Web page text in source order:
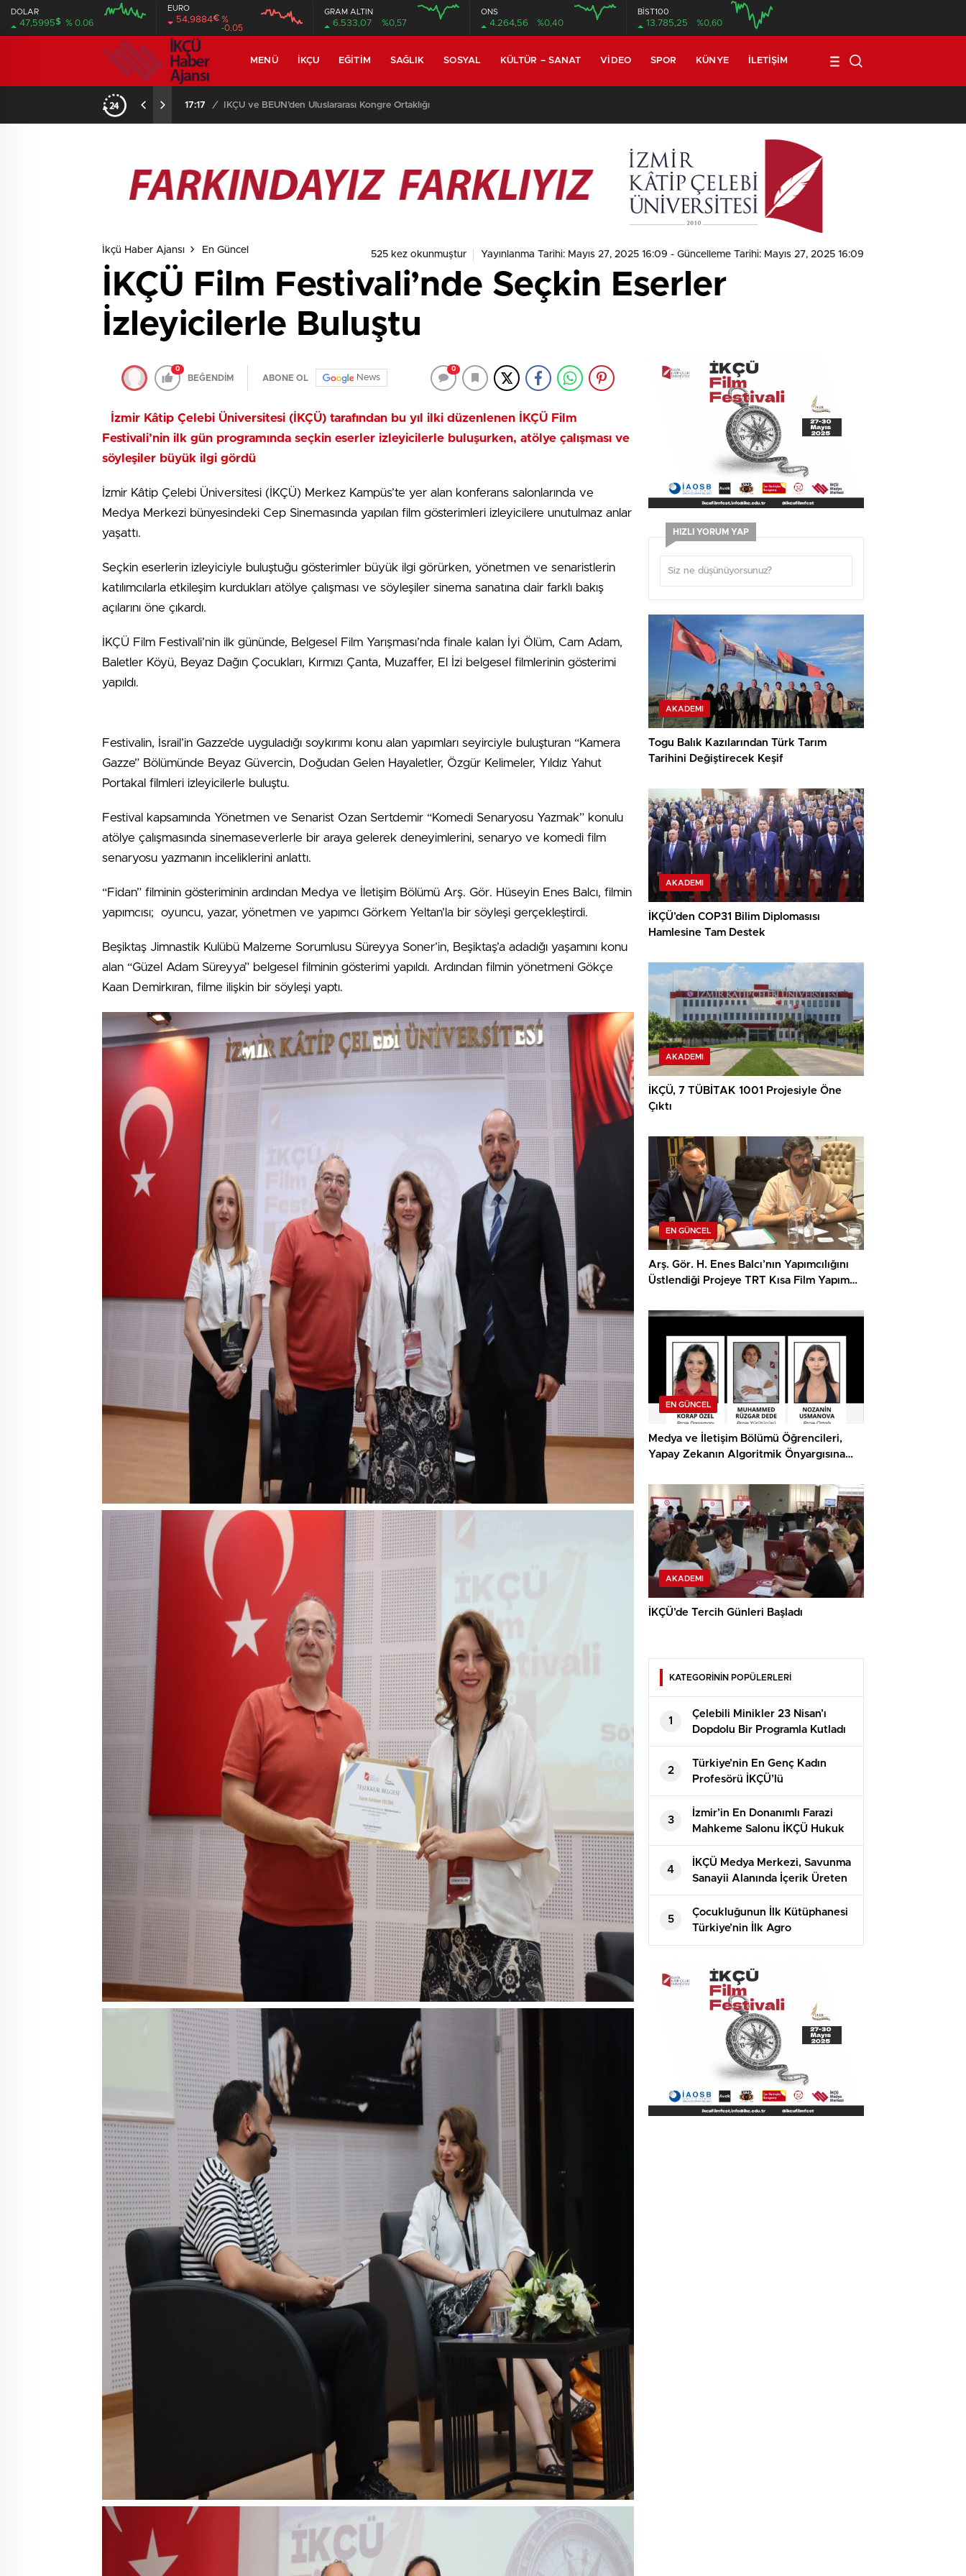
DOLAR
47,5995$ % 0.06
EURO
54,9884€ %
-0.05
GRAM ALTIN
6.533,07 %0,57
ONS
4.264,56 %0,40
BİST100
13.785,25 %0,60
MENÜ İKÇU EĞITIM SAĞLIK SOSYAL KÜLTÜR – SANAT VIDEO SPOR KÜNYE İLETIŞIM
17:17 / İKÇÜ ve BEUN’den Uluslararası Kongre Ortaklığı
İkçü Haber Ajansı En Güncel 525 kez okunmuştur Yayınlanma Tarihi: Mayıs 27, 2025 16:09 - Güncelleme Tarihi: Mayıs 27, 2025 16:09
İKÇÜ Film Festivali’nde Seçkin Eserler
İzleyicilerle Buluştu
0
BEĞENDİM ABONE OL News
0
İzmir Kâtip Çelebi Üniversitesi (İKÇÜ) tarafından bu yıl ilki düzenlenen İKÇÜ Film
Festivali’nin ilk gün programında seçkin eserler izleyicilerle buluşurken, atölye çalışması ve
söyleşiler büyük ilgi gördü
İzmir Kâtip Çelebi Üniversitesi (İKÇÜ) Merkez Kampüs’te yer alan konferans salonlarında ve
Medya Merkezi bünyesindeki Cep Sinemasında yapılan film gösterimleri izleyicilere unutulmaz anlar
yaşattı.
Seçkin eserlerin izleyiciyle buluştuğu gösterimler büyük ilgi görürken, yönetmen ve senaristlerin
katılımcılarla etkileşim kurdukları atölye çalışması ve söyleşiler sinema sanatına dair farklı bakış
açılarını öne çıkardı.
İKÇÜ Film Festivali’nin ilk gününde, Belgesel Film Yarışması’nda finale kalan İyi Ölüm, Cam Adam,
Baletler Köyü, Beyaz Dağın Çocukları, Kırmızı Çanta, Muzaffer, El İzi belgesel filmlerinin gösterimi
yapıldı.
Festivalin, İsrail’in Gazze’de uyguladığı soykırımı konu alan yapımları seyirciyle buluşturan “Kamera
Gazze” Bölümünde Beyaz Güvercin, Doğudan Gelen Hayaletler, Özgür Kelimeler, Yıldız Yahut
Portakal filmleri izleyicilerle buluştu.
Festival kapsamında Yönetmen ve Senarist Ozan Sertdemir “Komedi Senaryosu Yazmak” konulu
atölye çalışmasında sinemaseverlerle bir araya gelerek deneyimlerini, senaryo ve komedi film
senaryosu yazmanın inceliklerini anlattı.
“Fidan” filminin gösteriminin ardından Medya ve İletişim Bölümü Arş. Gör. Hüseyin Enes Balcı, filmin
yapımcısı; oyuncu, yazar, yönetmen ve yapımcı Görkem Yeltan’la bir söyleşi gerçekleştirdi.
Beşiktaş Jimnastik Kulübü Malzeme Sorumlusu Süreyya Soner’in, Beşiktaş’a adadığı yaşamını konu
alan “Güzel Adam Süreyya” belgesel filminin gösterimi yapıldı. Ardından filmin yönetmeni Gökçe
Kaan Demirkıran, filme ilişkin bir söyleşi yaptı.
HIZLI YORUM YAP
AKADEMI
Togu Balık Kazılarından Türk Tarım
Tarihini Değiştirecek Keşif
AKADEMI
İKÇÜ’den COP31 Bilim Diplomasısı
Hamlesine Tam Destek
AKADEMI
İKÇÜ, 7 TÜBİTAK 1001 Projesiyle Öne
Çıktı
EN GÜNCEL
Arş. Gör. H. Enes Balcı’nın Yapımcılığını
Üstlendiği Projeye TRT Kısa Film Yapım
EN GÜNCEL
Medya ve İletişim Bölümü Öğrencileri,
Yapay Zekanın Algoritmik Önyargısına
AKADEMI
İKÇÜ’de Tercih Günleri Başladı
KATEGORİNİN POPÜLERLERİ
1
Çelebili Minikler 23 Nisan’ı
Dopdolu Bir Programla Kutladı
2
Türkiye’nin En Genç Kadın
Profesörü İKÇÜ’lü
3
İzmir’in En Donanımlı Farazi
Mahkeme Salonu İKÇÜ Hukuk
Fakültesi’nde Açıldı
4
İKÇÜ Medya Merkezi, Savunma
Sanayii Alanında İçerik Üreten
Kaner Kurt’u Ağırladı
5
Çocukluğunun İlk Kütüphanesi
Türkiye’nin İlk Agro
Kütüphanesi Oldu